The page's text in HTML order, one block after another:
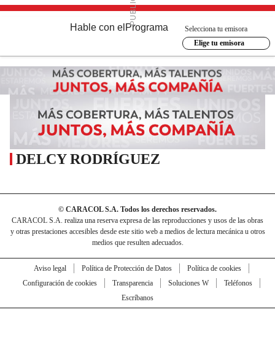
Hable con el Programa
Selecciona tu emisora
Elige tu emisora
DELCY RODRÍGUEZ
© CARACOL S.A. Todos los derechos reservados.
CARACOL S.A. realiza una reserva expresa de las reproducciones y usos de las obras
y otras prestaciones accesibles desde este sitio web a medios de lectura mecánica u otros
medios que resulten adecuados.
Aviso legal Política de Protección de Datos
Política de cookies
Configuración de cookies
Transparencia Soluciones W
Teléfonos
Escríbanos